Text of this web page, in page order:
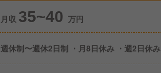
月収 35~40 万円
週休制〜週休2日制 ・月8日休み ・週2日休み